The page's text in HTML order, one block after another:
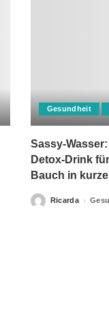
Gesundheit
Sassy-
Detox-Drink
Bauch in
PostedRicarda